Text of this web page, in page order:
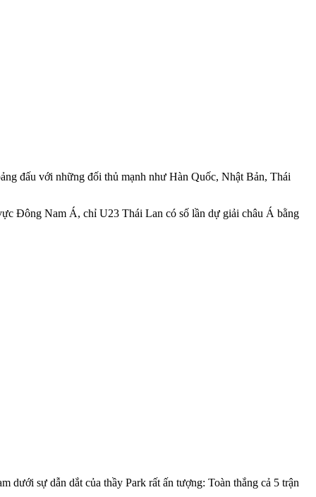
đấu với những đối thủ mạnh như Hàn Quốc, Nhật Bản, Thái
Đông Nam Á, chỉ U23 Thái Lan có số lần dự giải châu Á bằng
sự dẫn dắt của thầy Park rất ấn tượng: Toàn thắng cả 5 trận